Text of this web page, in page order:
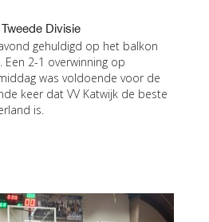
Divisie
gehuldigd op het balkon
2-1 overwinning op
was voldoende voor de
keer dat VV Katwijk de beste
is.